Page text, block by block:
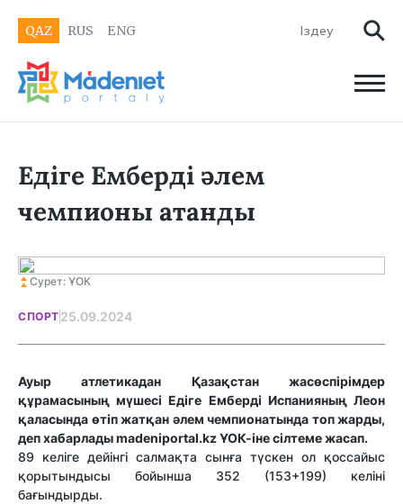
QAZ RUS ENG
Едіге Емберді әлем
чемпионы атанды
Сурет: ҰОК
СПОРТ 25.09.2024
Ауыр атлетикадан Қазақстан жасөспірімдер
құрамасының мүшесі Едіге Емберді Испанияның Леон
қаласында өтіп жатқан әлем чемпионатында топ жарды,
деп хабарлады madeniportal.kz ҰОК-іне сілтеме жасап.
89 келіге дейінгі салмақта сынға түскен ол қоссайыс
қорытындысы бойынша 352 (153+199) келіні
бағындырды.